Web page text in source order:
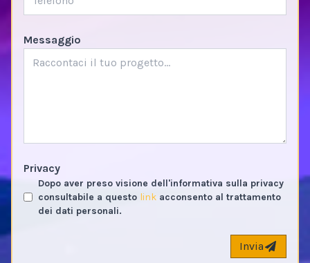
Messaggio
Privacy
Dopo aver preso visione dell'informativa sulla privacy
consultabile a questo link acconsento al trattamento
dei dati personali.
Invia